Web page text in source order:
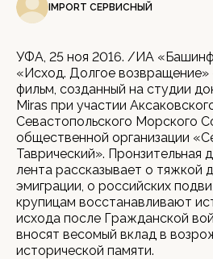
IMPORT СЕРВИСНЫЙ
УФА, 25 ноя 2016. /ИА
«Исход. Долгое возвращение»
фильм, созданный на студии
Miras при участии
Севастопольского Морского
общественной организации
Таврический». Пронзительная
лента рассказывает о тяжкой
эмиграции, о российских
крупицам восстанавливают
исхода после Гражданской
вносят весомый вклад в
исторической памяти.